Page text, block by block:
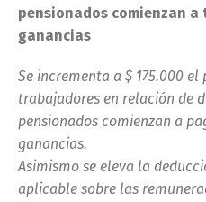
pensionados comienzan
ganancias
Se incrementa a $ 175.000
trabajadores en relación de
pensionados comienzan a
ganancias.
Asimismo se eleva la
aplicable sobre las